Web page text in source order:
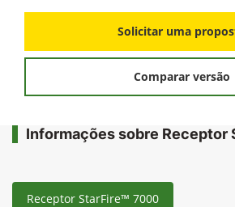
Solicitar uma
Comparar versão
Informações sobre Receptor
Receptor StarFire™ 7000